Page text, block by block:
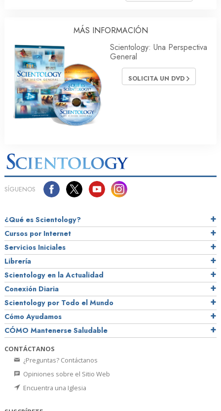
MÁS INFORMACIÓN
Scientology: Una Perspectiva
General
SOLICITA UN DVD
SÍGUENOS
¿Qué es Scientology?
Cursos por Internet
Servicios Iniciales
Librería
Scientology en la Actualidad
Conexión Diaria
Scientology por Todo el Mundo
Cómo Ayudamos
CÓMO Mantenerse Saludable
CONTÁCTANOS
¿Preguntas? Contáctanos
Opiniones sobre el Sitio Web
Encuentra una Iglesia